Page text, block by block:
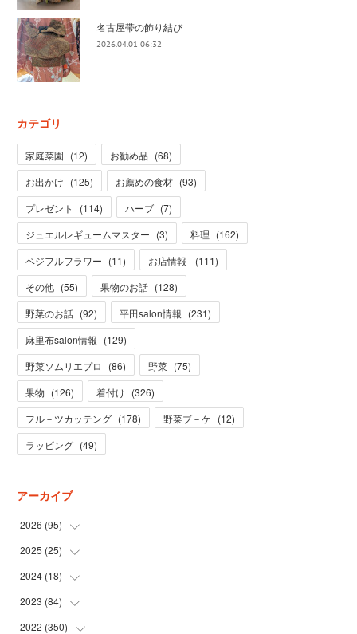
名古屋帯の飾り結び
2026.04.01 06:32
カテゴリ
家庭菜園 (12) お勧め品 (68)
お出かけ (125) お薦めの食材 (93)
プレゼント
(114) ハーブ (7)
ジュエルレギュームマスター (3) 料理 (162)
ベジフルフラワー (11) お店情報 (111)
その他 (55) 果物のお話 (128)
野菜のお話 (92) 平田salon情報 (231)
麻里布salon情報 (129)
野菜ソムリエプロ
(86) 野菜 (75)
果物 (126) 着付け (326)
フル－ツカッテング (178) 野菜ブ－ケ (12)
ラッピング (49)
アーカイブ
2026 (95)
(5
(31
)
(28
)
(31
2025 (25)
(3
(19
)
(1)
2024 (18)
(1
(12
2023 (84)
(1)
2022 (350)